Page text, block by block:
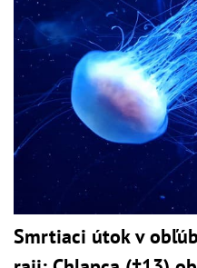
Smrtiaci útok v